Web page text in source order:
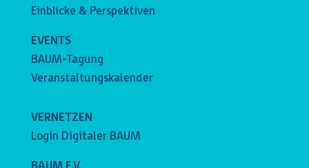
Einblicke & Perspektiven
EVENTS
BAUM-Tagung
Veranstaltungskalender
VERNETZEN
Login Digitaler BAUM